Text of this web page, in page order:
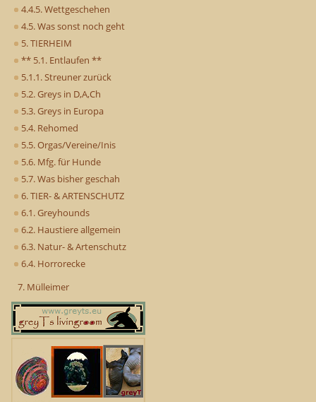
4.4.5. Wettgeschehen
4.5. Was sonst noch geht
5. TIERHEIM
** 5.1. Entlaufen **
5.1.1. Streuner zurück
5.2. Greys in D,A,Ch
5.3. Greys in Europa
5.4. Rehomed
5.5. Orgas/Vereine/Inis
5.6. Mfg. für Hunde
5.7. Was bisher geschah
6. TIER- & ARTENSCHUTZ
6.1. Greyhounds
6.2. Haustiere allgemein
6.3. Natur- & Artenschutz
6.4. Horrorecke
7. Mülleimer